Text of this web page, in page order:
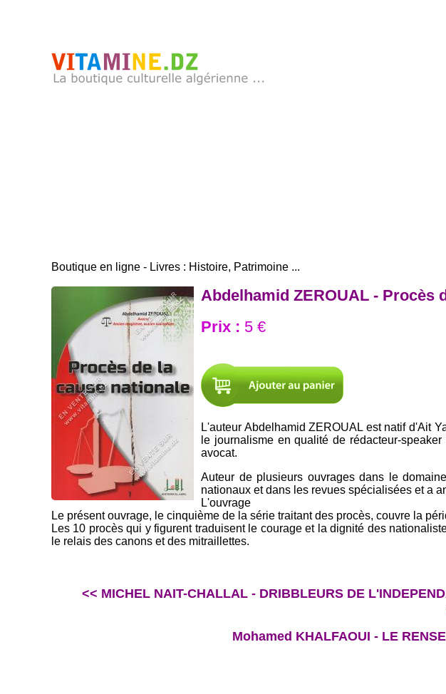
Boutique en ligne - Livres : Histoire, Patrimoine ...
Abdelhamid ZEROUAL - Procès
Prix : 5 €
L'auteur Abdelhamid ZEROUAL est natif d'Ait
le journalisme en qualité de rédacteur-
avocat.
Auteur de plusieurs ouvrages dans le
nationaux et dans les revues spécialisées et a
L'ouvrage
Le présent ouvrage, le cinquième de la série traitant des procès, couvre la
Les 10 procès qui y figurent traduisent le courage et la dignité des
le relais des canons et des mitraillettes.
<< MICHEL NAIT-CHALLAL - DRIBBLEURS DE
Mohamed KHALFAOUI - LE